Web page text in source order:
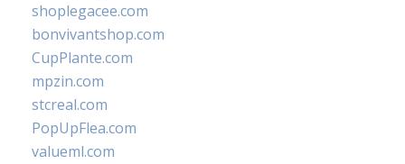
shoplegacee.com
bonvivantshop.com
CupPlante.com
mpzin.com
stcreal.com
PopUpFlea.com
valueml.com